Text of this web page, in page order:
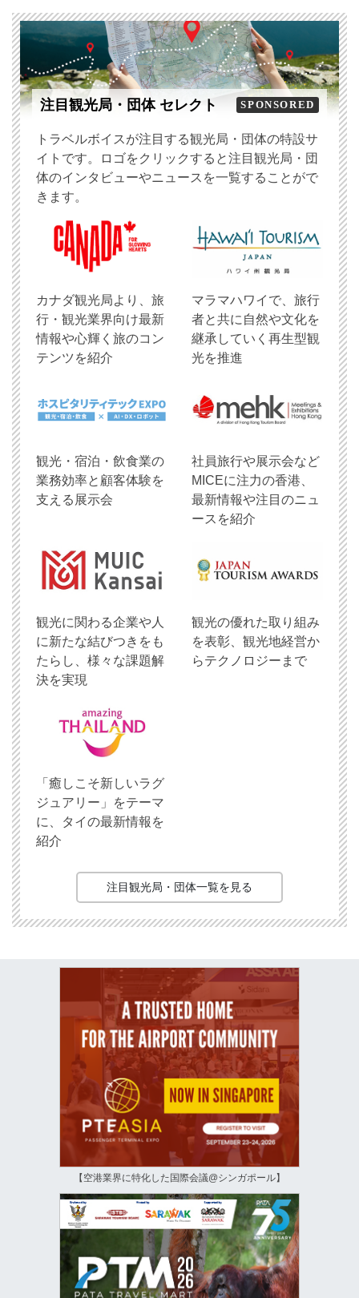
注目観光局・団体 セレクト SPONSORED
トラベルボイスが注目する観光局・団体の特設サ
イトです。ロゴをクリックすると注目観光局・団
体のインタビューやニュースを一覧することがで
きます。
​カナダ観光局より、旅
行・観光業界向け最新
情報や心輝く旅のコン
テンツを紹介
マラマハワイで、旅行
者と共に自然や文化を
継承していく再生型観
光を推進
観光・宿泊・飲食業の
業務効率と顧客体験を
支える展示会
社員旅行や展示会など
MICEに注力の香港、
最新情報や注目のニュ
ースを紹介
観光に関わる企業や人
に新たな結びつきをも
たらし、様々な課題解
決を実現
観光の優れた取り組み
を表彰、観光地経営か
らテクノロジーまで
「癒しこそ新しいラグ
ジュアリー」をテーマ
に、タイの最新情報を
紹介
注目観光局・団体一覧を見る
【空港業界に特化した国際会議@シンガポール】